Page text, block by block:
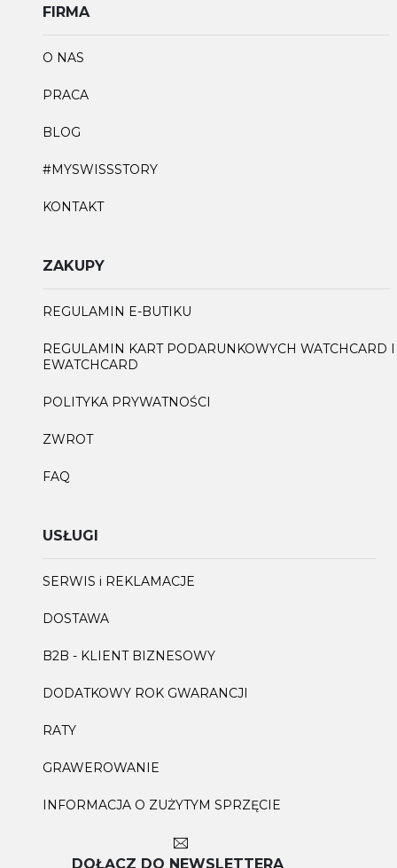
FIRMA
O NAS
PRACA
BLOG
#MYSWISSSTORY
KONTAKT
ZAKUPY
REGULAMIN E-BUTIKU
REGULAMIN KART PODARUNKOWYCH WATCHCARD I
EWATCHCARD
POLITYKA PRYWATNOŚCI
ZWROT
FAQ
USŁUGI
SERWIS i REKLAMACJE
DOSTAWA
B2B - KLIENT BIZNESOWY
DODATKOWY ROK GWARANCJI
RATY
GRAWEROWANIE
INFORMACJA O ZUŻYTYM SPRZĘCIE
DOŁĄCZ DO NEWSLETTERA